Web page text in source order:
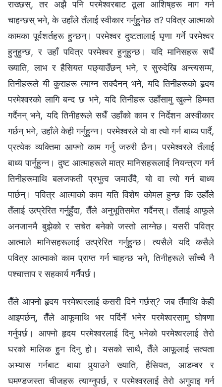
राख्छस्, तर अझै पनि परमेश्‍वरबाट ठूला आशिष्‌हरू माग गर्न
चाहन्छस् भने, के उहाँले तँलाई स्वीकार गर्नुहुनेछ त? पवित्र आत्माको
कामका पूर्वशर्तहरू हुन्छन्। परमेश्‍वर दुष्टतालाई घृणा गर्ने परमेश्‍वर
हुनुहुन्छ, र उहाँ पवित्र परमेश्‍वर हुनुहुन्छ। यदि मानिसहरू सधैं
ख्याति, लाभ र हैसियत पछ्याउँछन् भने, र सुरुदेखि अन्त्यसम्म,
तिनीहरूले यी कुराहरू त्याग्न सक्दैनन् भने, यदि तिनीहरूको हृदय
परमेश्‍वरको लागि बन्द छ भने, यदि तिनीहरू उहाँसामु खुल्ने हिम्मत
गर्दैनन् भने, यदि तिनीहरूले सधैँ उहाँको काम र निर्देशन अस्वीकार
गर्छन् भने, उहाँले केही गर्नुहुन्न। परमेश्‍वरले यो वा त्यो गर्न बाध्य पार्दै,
प्रत्येक व्यक्तिमा आफ्नो काम गर्नु जरुरी छैन। परमेश्‍वरले तँलाई
बाध्य पार्नुहुन्न। दुष्ट आत्माहरूले मात्र मानिसहरूलाई नियन्त्रण गर्न
तिनीहरूमाथि बलजफती प्रभुत्व जमाउँदै, यो वा त्यो गर्न बाध्य
पार्छन्। पवित्र आत्माको काम यति विशेष कोमल हुन्छ कि उहाँले
तँलाई उत्प्रेरित गर्नुहुँदा, तैँले अनुभूतिसमेत गर्दैनस्। तँलाई आफूले
अनजानमै बुझेको र सचेत बनेको जस्तो लाग्‍नेछ। यसरी पवित्र
आत्माले मानिसहरूलाई उत्प्रेरित गर्नुहुन्छ। त्यसैले यदि कसैले
पवित्र आत्माको काम प्राप्त गर्न चाहन्छ भने, तिनीहरूले साँच्चै नै
पश्चात्ताप र सहकार्य गर्नैपर्छ।
तैँले आफ्नो हृदय परमेश्‍वरलाई कसरी दिने गर्छस्? जब तँमाथि केही
आइपर्छन्, तैँले आफूमाथि भर पर्दिनँ भनेर परमेश्‍वरसामु घोषणा
गर्नुपर्छ। आफ्नो हृदय परमेश्‍वरलाई दिनु भनेको परमेश्‍वरलाई तेरो
घरको मालिक हुन दिनु हो। यसको साथै, तैँले आफूलाई सत्यता
अभ्यास गर्नबाट बाधा पुर्‍याउने ख्याति, हैसियत, आडम्बर र
घमण्डजस्ता चीजहरू त्याग्‍नुपर्छ, र परमेश्‍वरलाई तेरो अगुवाइ गर्न